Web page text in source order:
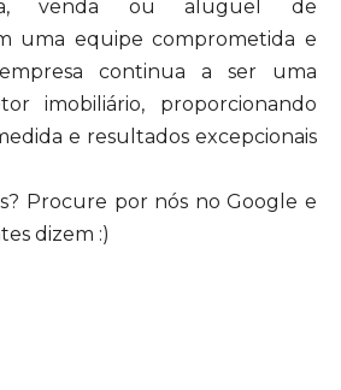
venda ou aluguel de
uma equipe comprometida e
continua a ser uma
imobiliário, proporcionando
e resultados excepcionais
Procure por nós no Google e
dizem :)